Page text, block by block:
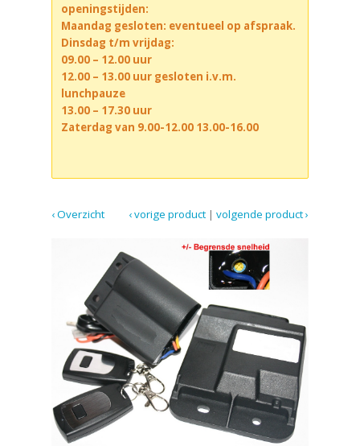
openingstijden:
Maandag gesloten: eventueel op afspraak.
Dinsdag t/m vrijdag:
09.00 – 12.00 uur
12.00 – 13.00 uur gesloten i.v.m.
lunchpauze
13.00 – 17.30 uur
Zaterdag van 9.00-12.00 13.00-16.00
‹ Overzicht volgende product ›
|
‹ vorige product